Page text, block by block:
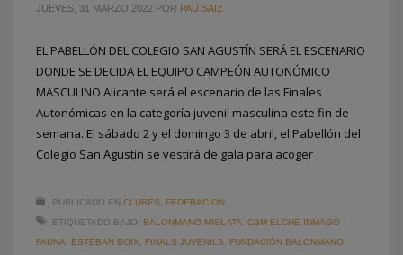
JUEVES, 31 MARZO 2022 POR PAU SAIZ
EL PABELLÓN DEL COLEGIO SAN AGUSTÍN SERÁ EL ESCENARIO
DONDE SE DECIDA EL EQUIPO CAMPEÓN AUTONÓMICO
MASCULINO Alicante será el escenario de las Finales
Autonómicas en la categoría juvenil masculina este fin de
semana. El sábado 2 y el domingo 3 de abril, el Pabellón del
Colegio San Agustín se vestirá de gala para acoger
PUBLICADO EN CLUBES
FEDERACION
ETIQUETADO BAJO: BALONMANO MISLATA
CBM ELCHE INMAGO
FAUNA
ESTEBAN BOIX FINALS JUVENILS
FUNDACIÓN BALONMANO